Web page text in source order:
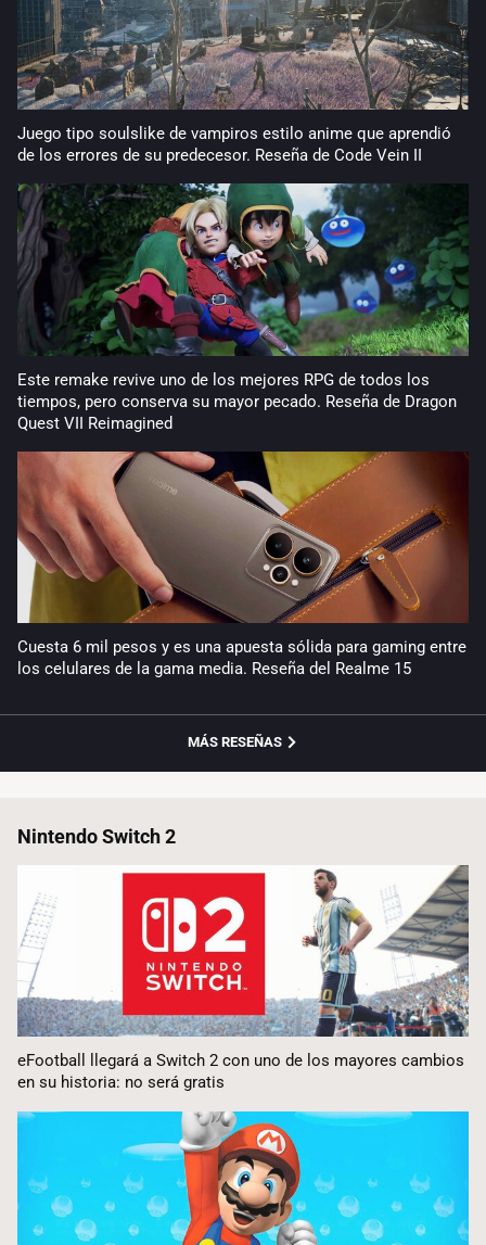
Juego tipo soulslike de vampiros estilo anime que aprendió
de los errores de su predecesor. Reseña de Code Vein II
Este remake revive uno de los mejores RPG de todos los
tiempos, pero conserva su mayor pecado. Reseña de Dragon
Quest VII Reimagined
Cuesta 6 mil pesos y es una apuesta sólida para gaming entre
los celulares de la gama media. Reseña del Realme 15
MÁS RESEÑAS
Nintendo Switch 2
eFootball llegará a Switch 2 con uno de los mayores cambios
en su historia: no será gratis